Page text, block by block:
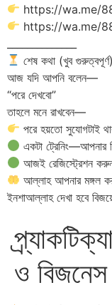
https://wa.me/
https://wa.me/
শেষ কথা (খুব গুরুত্বপূর্ণ)
আজ যদি আপনি বলেন—
“পরে দেখবো”
তাহলে মনে রাখবেন—
পরে হয়তো সুযোগটাই
একটা ট্রেনিং—আপনার
আজই রেজিস্ট্রেশন
আল্লাহ আপনার মঙ্গল
ইনশাআল্লাহ দেখা হবে
ও